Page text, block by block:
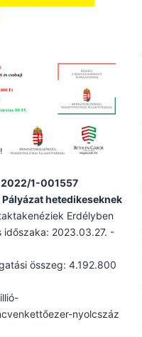
1-001557
hetedikeseknek
Erdélyben
időszaka: 2023.03.27. -
összeg: 4.192.800
nyolcszáz